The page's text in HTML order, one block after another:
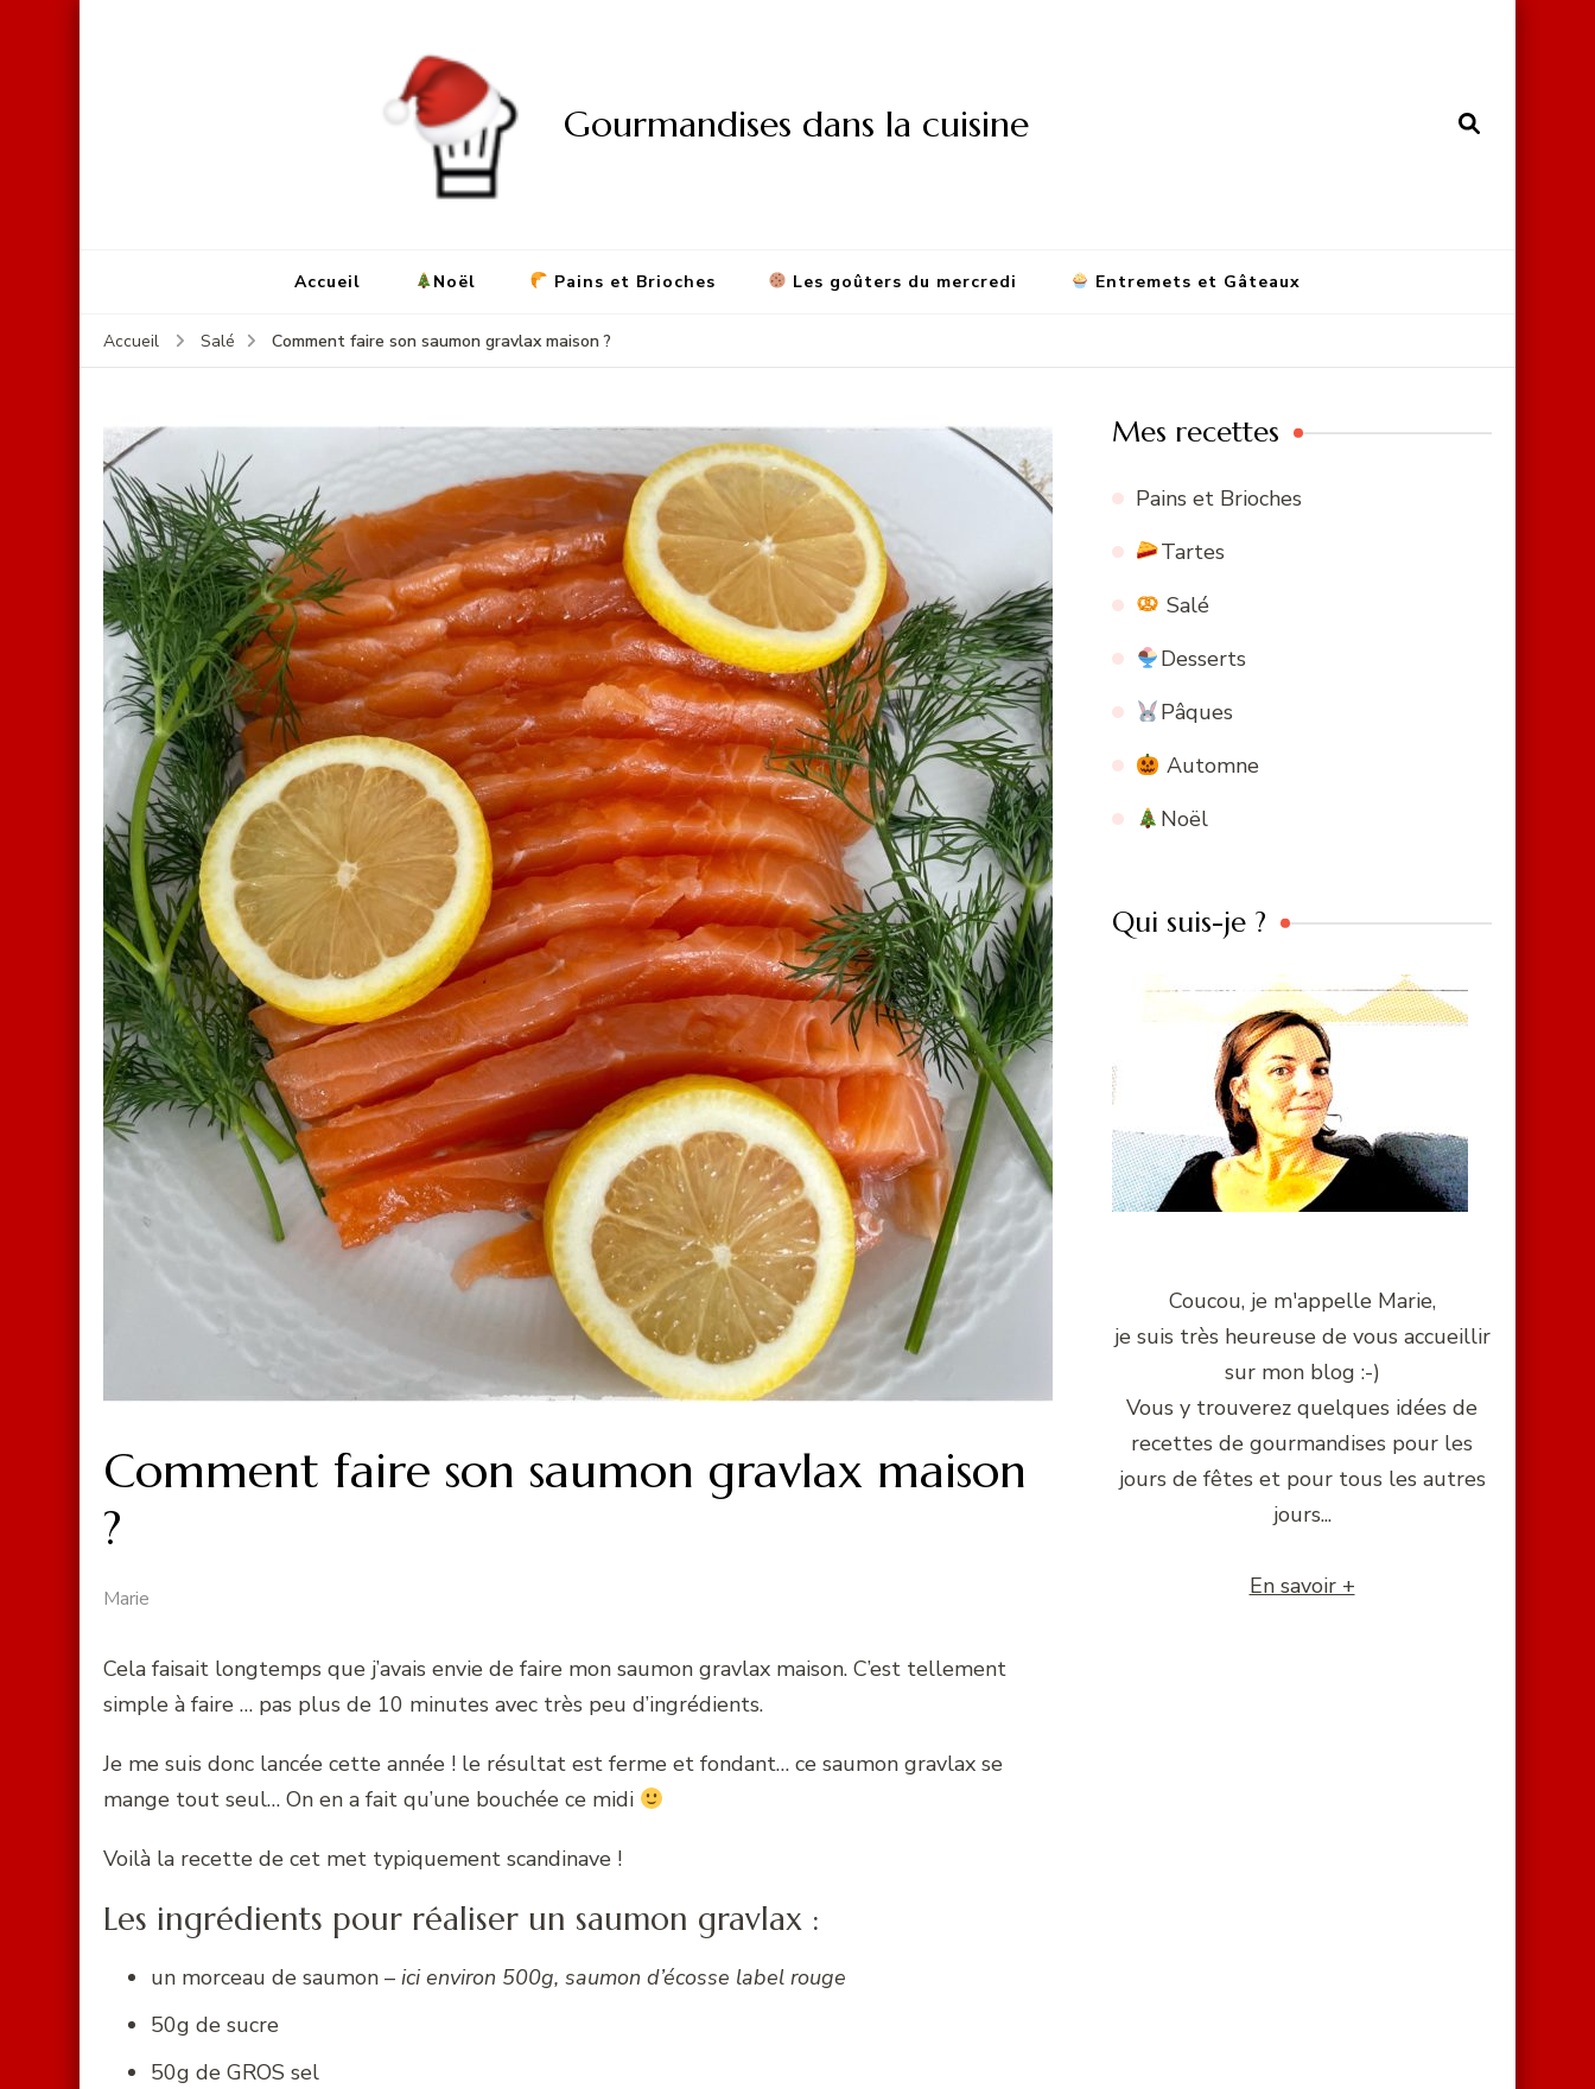
Gourmandises dans la cuisine
Accueil Noël Pains et Brioches Les goûters du mercredi Entremets et Gâteaux
Accueil Salé Comment faire son saumon gravlax maison ?
Comment faire son saumon gravlax maison
?
Marie
Cela faisait longtemps que j’avais envie de faire mon saumon gravlax maison. C’est tellement
simple à faire … pas plus de 10 minutes avec très peu d’ingrédients.
Je me suis donc lancée cette année ! le résultat est ferme et fondant… ce saumon gravlax se
mange tout seul… On en a fait qu’une bouchée ce midi
Voilà la recette de cet met typiquement scandinave !
Les ingrédients pour réaliser un saumon gravlax :
un morceau de saumon – ici environ 500g, saumon d’écosse label rouge
50g de sucre
50g de GROS sel
Mes recettes
Pains et Brioches
Tartes
Salé
Desserts
Pâques
Automne
Noël
Qui suis-je ?
Coucou, je m'appelle Marie,
je suis très heureuse de vous accueillir
sur mon blog :-)
Vous y trouverez quelques idées de
recettes de gourmandises pour les
jours de fêtes et pour tous les autres
jours...
En savoir +